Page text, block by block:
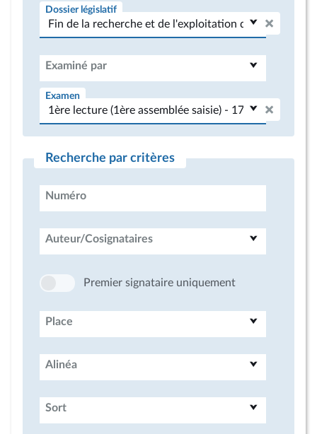
Dossier législatif
Examiné par
Examen
Recherche par critères
Numéro
Auteur/Cosignataires
Premier signataire uniquement
Place
Alinéa
Sort